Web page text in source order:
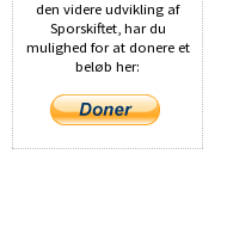
den videre udvikling af
Sporskiftet, har du
mulighed for at donere et
beløb her: